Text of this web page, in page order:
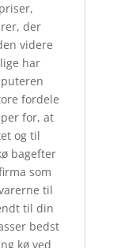
der
videre
har
fordele
for, at
og til
bagefter
som
til
til din
bedst
kø ved